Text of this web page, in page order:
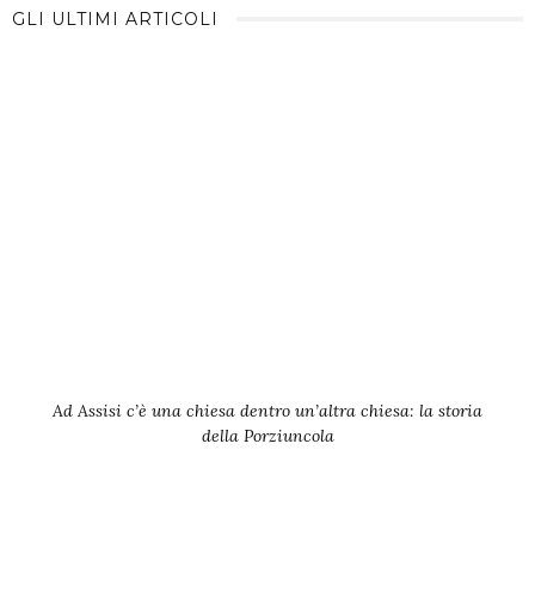
GLI ULTIMI ARTICOLI
Ad Assisi c’è una chiesa dentro un’altra chiesa: la storia
della Porziuncola